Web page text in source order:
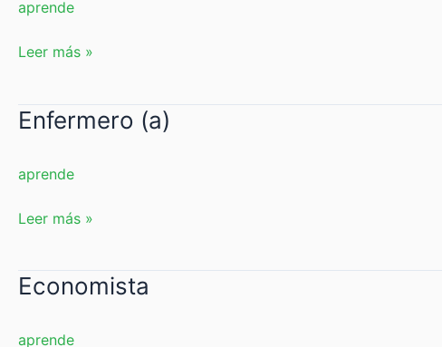
aprende
Leer más »
Enfermero (a)
aprende
Enfermero
Leer más »
Economista
aprende
Economista